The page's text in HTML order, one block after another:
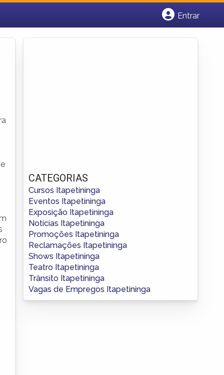
Entrar
CATEGORIAS
Cursos Itapetininga
Eventos Itapetininga
Exposição Itapetininga
Notícias Itapetininga
Promoções Itapetininga
Reclamações Itapetininga
Shows Itapetininga
Teatro Itapetininga
Trânsito Itapetininga
Vagas de Empregos Itapetininga